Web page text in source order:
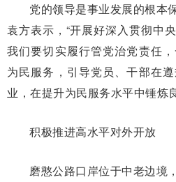
党的领导是事业发展的根本
袁方表示，“开展好深入贯彻中
我们要切实履行管党治党责任
为民服务，引导党员、干部在
业，在提升为民服务水平中锤炼
积极推进高水平对外开放
磨憨公路口岸位于中老边境